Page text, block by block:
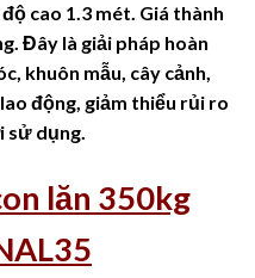
cao 1.3 mét. Giá thành
Đây là giải pháp hoàn
khuôn mẫu, cây cảnh,
động, giảm thiểu rủi ro
sử dụng.
lăn 350kg